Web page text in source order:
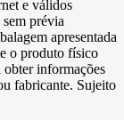
e válidos
prévia
apresentada
o produto físico
obter informações
fabricante. Sujeito